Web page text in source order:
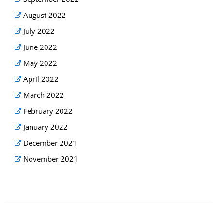
August 2022
July 2022
June 2022
May 2022
April 2022
March 2022
February 2022
January 2022
December 2021
November 2021